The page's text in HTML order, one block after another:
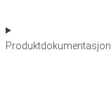
Produktdokumentasjon